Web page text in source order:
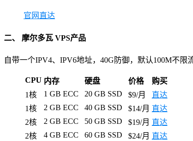
官网直达
二、 摩尔多瓦 VPS产品
自带一个IPV4、IPV6地址，40G防御，默认100M不
CPU 内存 硬盘 价格
购买
1核
1 GB ECC 20 GB SSD $9/月
直达
1核
2 GB ECC 40 GB SSD $14/月 直达
2核
2 GB ECC 50 GB SSD $19/月 直达
2核
4 GB ECC 60 GB SSD $24/月 直达